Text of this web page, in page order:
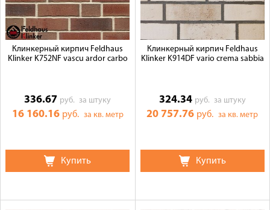
Клинкерный кирпич Feldhaus
Klinker K752NF vascu ardor carbo
336.67 руб.за штуку
16 160.16 руб. за кв. метр
Купить
Клинкерный кирпич Feldhaus
Klinker K914DF vario crema sabbia
324.34 руб. за штуку
20 757.76 руб.за кв. метр
Купить